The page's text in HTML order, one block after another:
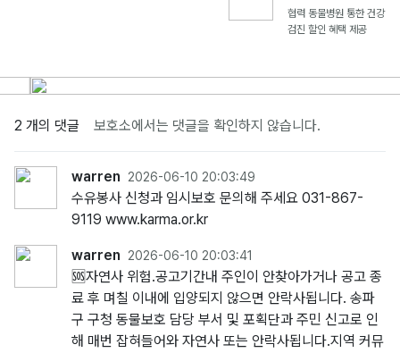
협력 동물병원 통한 건강
검진 할인 혜택 제공
2 개의 댓글 보호소에서는 댓글을 확인하지 않습니다.
warren 2026-06-10 20:03:49
수유봉사 신청과 임시보호 문의해 주세요 031-867-
9119 www.karma.or.kr
warren 2026-06-10 20:03:41
🆘️자연사 위험.공고기간내 주인이 안찾아가거나 공고 종
료 후 며칠 이내에 입양되지 않으면 안락사됩니다. 송파
구 구청 동물보호 담당 부서 및 포획단과 주민 신고로 인
해 매번 잡혀들어와 자연사 또는 안락사됩니다.지역 커뮤